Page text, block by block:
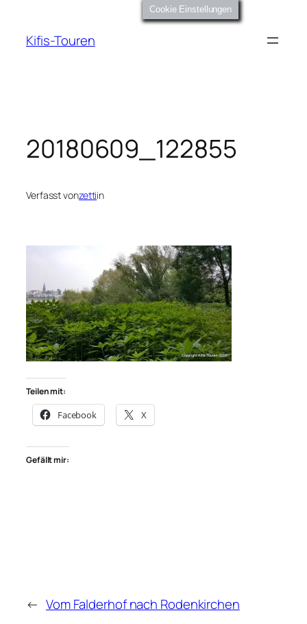
springen
Kifis-Touren
20180609_122855
Verfasst vonzettiin
Teilen mit:
Facebook X
Gefällt mir:
← Vom Falderhof nach Rodenkirchen
Cookie Einstellungen